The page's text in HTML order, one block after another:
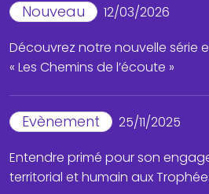
Nouveau
12/03/2026
Découvrez notre nouvelle série
« Les Chemins de l’écoute »
Evènement
25/11/2025
Entendre primé pour son
territorial et humain aux